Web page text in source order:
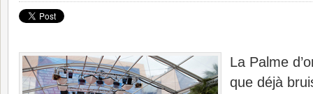
La Palme
que déjà